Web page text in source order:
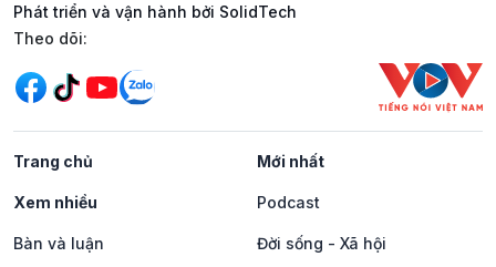
Phát triển và vận hành bởi SolidTech
Mạng xã hội
Theo dõi:
Trang chủ Mới nhất
Xem nhiều Podcast
Bàn và luận Đời sống - Xã hội